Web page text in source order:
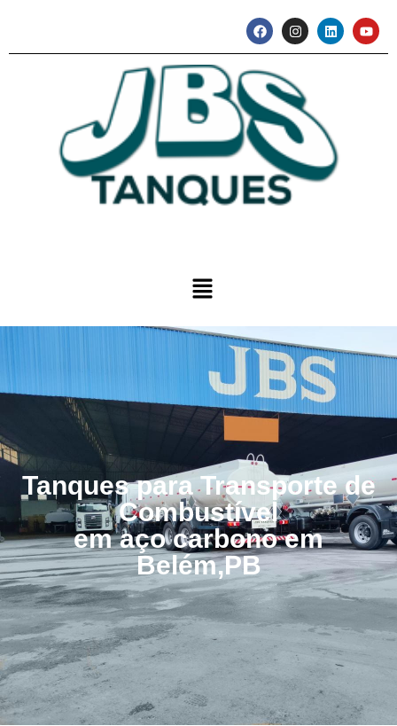
Tanques para Transporte de
Combustível
em aço carbono em
Belém,PB